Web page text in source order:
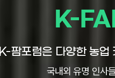
K-
K-팜포럼은 다양한 농업
국내외 유명 인사